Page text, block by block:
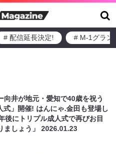
# 配信延長決定! # M-1グラン
向井が地元・愛知で40歳を祝う
式」開催! はんにゃ.金田も登場し
後にトリプル成人式で再びお目
ましょう」2026.01.23